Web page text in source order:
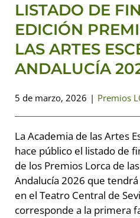
Premios
LISTADO DE
EDICIÓN
LAS ARTES
ANDALUCÍA
5 de marzo, 2026 | Premios
La Academia de las Artes
hace público el listado de
de los Premios Lorca de
Andalucía 2026 que
en el Teatro Central de
corresponde a la primera